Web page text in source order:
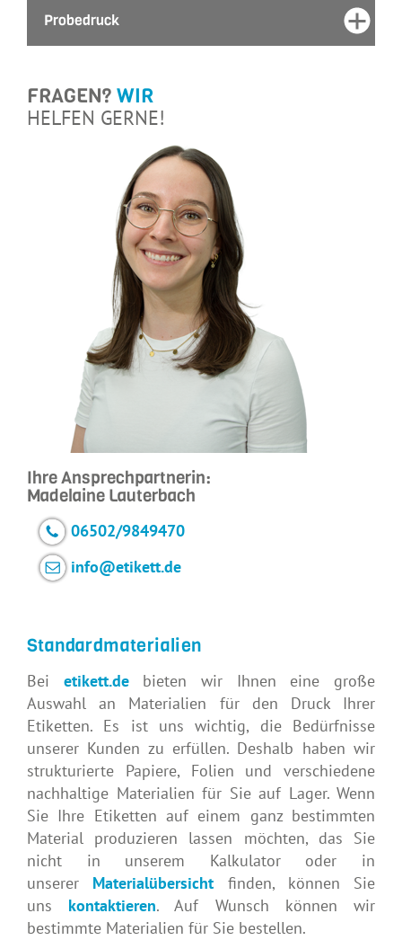
Probedruck
FRAGEN? WIR
HELFEN GERNE!
Ihre Ansprechpartnerin:
Madelaine Lauterbach
06502/9849470
info@etikett.de
Standardmaterialien
Bei etikett.debieten wir Ihnen eine große
Auswahl an Materialien für den Druck Ihrer
Etiketten. Es ist uns wichtig, die Bedürfnisse
unserer Kunden zu erfüllen. Deshalb haben wir
strukturierte Papiere, Folien und verschiedene
nachhaltige Materialien für Sie auf Lager. Wenn
Sie Ihre Etiketten auf einem ganz bestimmten
Material produzieren lassen möchten, das Sie
nicht in unserem Kalkulator oder in
unserer Materialübersicht finden, können Sie
uns kontaktieren. Auf Wunsch können wir
bestimmte Materialien für Sie bestellen.